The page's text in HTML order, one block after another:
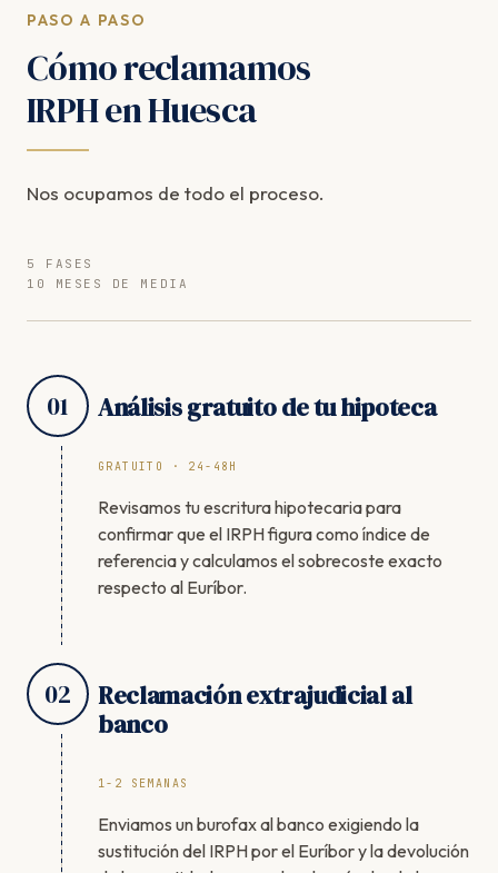
PASO A PASO
Cómo reclamamos
IRPH en Huesca
Nos ocupamos de todo el proceso.
5 FASES
10 MESES DE MEDIA
01 Análisis gratuito de tu hipoteca
GRATUITO · 24-48H
Revisamos tu escritura hipotecaria para
confirmar que el IRPH figura como índice de
referencia y calculamos el sobrecoste exacto
respecto al Euríbor.
02
Reclamación extrajudicial al
banco
1-2 SEMANAS
Enviamos un burofax al banco exigiendo la
sustitución del IRPH por el Euríbor y la devolución